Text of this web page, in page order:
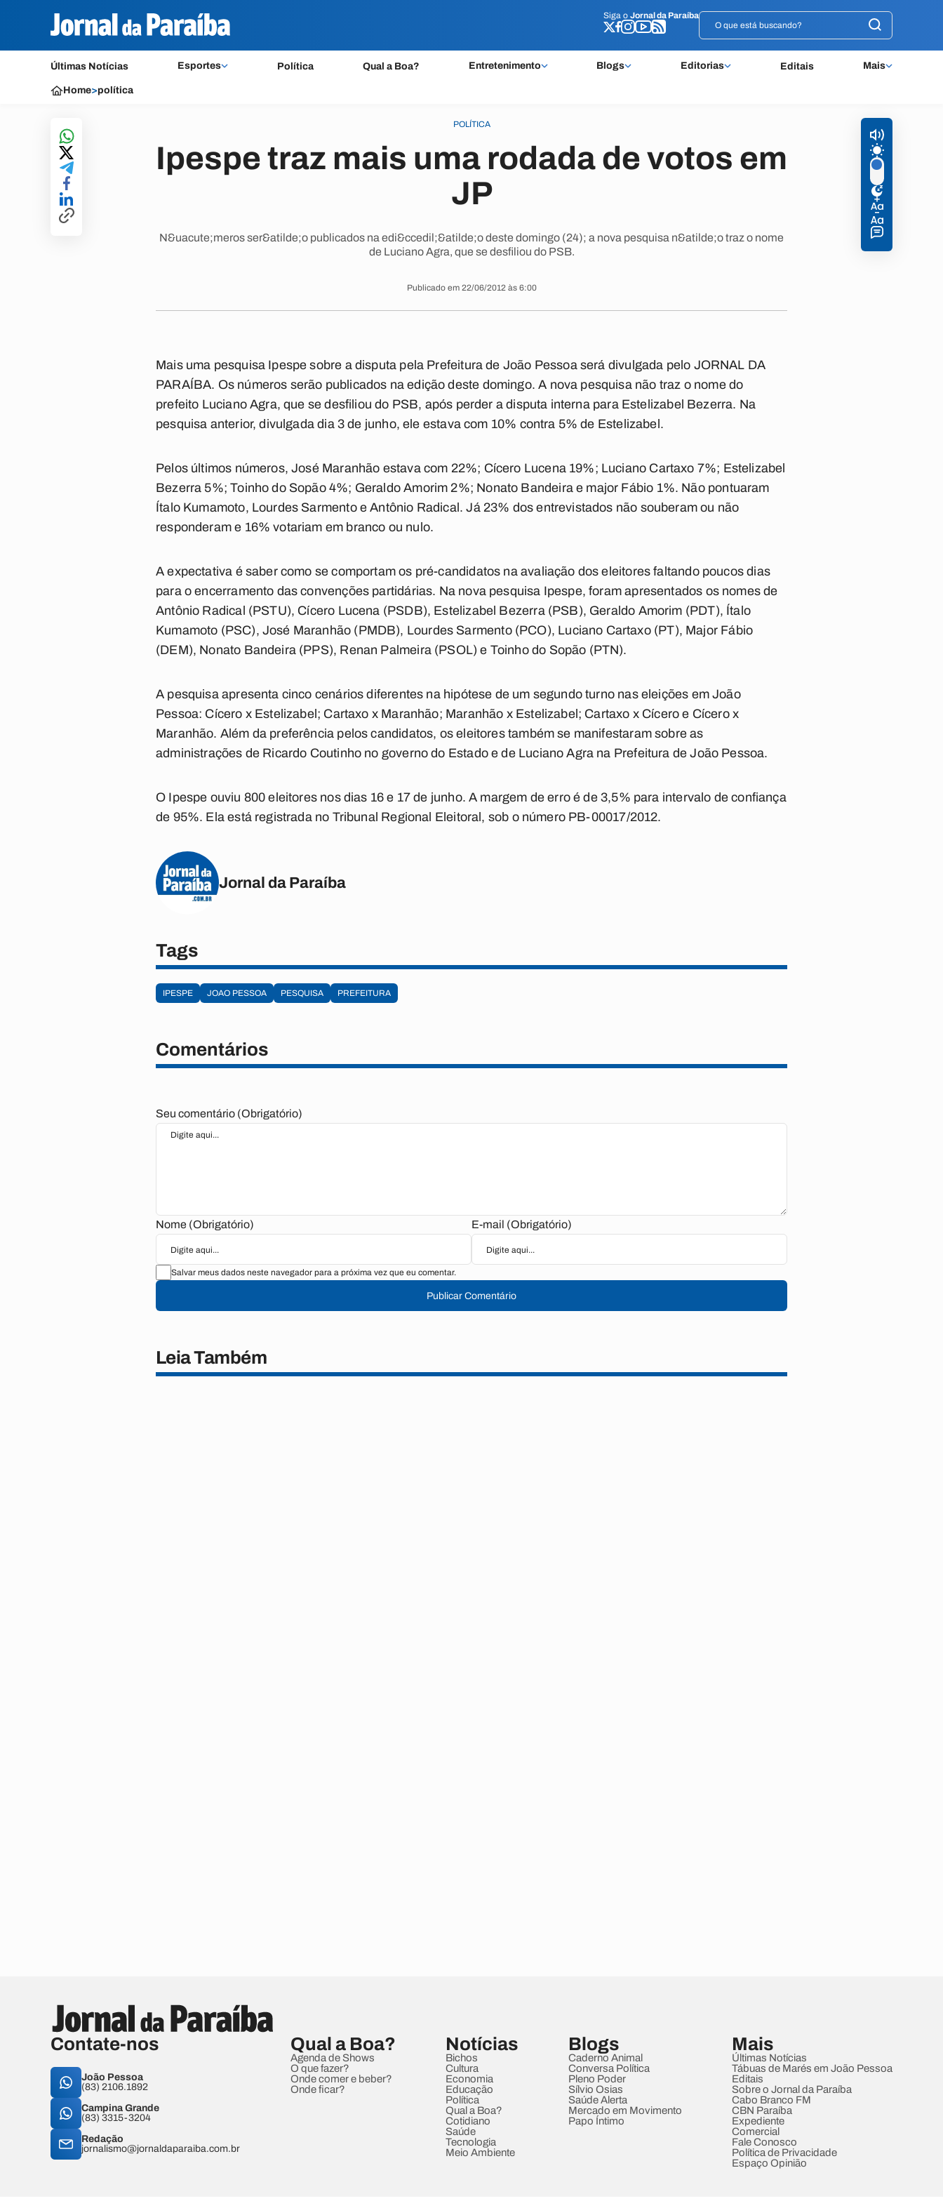
Siga o Jornal da Paraíba
Últimas Notícias Esportes Política Qual a Boa? Entretenimento Blogs Editorias Editais Mais
Siga o Jornal da Paraíba
Home>política
POLÍTICA
Ipespe traz mais uma rodada de votos em
JP
N&uacute;meros ser&atilde;o publicados na edi&ccedil;&atilde;o deste domingo (24); a nova pesquisa n&atilde;o traz o nome
de Luciano Agra, que se desfiliou do PSB.
Publicado em 22/06/2012 às 6:00
Mais uma pesquisa Ipespe sobre a disputa pela Prefeitura de João Pessoa será divulgada pelo JORNAL DA
PARAÍBA. Os números serão publicados na edição deste domingo. A nova pesquisa não traz o nome do
prefeito Luciano Agra, que se desfiliou do PSB, após perder a disputa interna para Estelizabel Bezerra. Na
pesquisa anterior, divulgada dia 3 de junho, ele estava com 10% contra 5% de Estelizabel.
Pelos últimos números, José Maranhão estava com 22%; Cícero Lucena 19%; Luciano Cartaxo 7%; Estelizabel
Bezerra 5%; Toinho do Sopão 4%; Geraldo Amorim 2%; Nonato Bandeira e major Fábio 1%. Não pontuaram
Ítalo Kumamoto, Lourdes Sarmento e Antônio Radical. Já 23% dos entrevistados não souberam ou não
responderam e 16% votariam em branco ou nulo.
A expectativa é saber como se comportam os pré-candidatos na avaliação dos eleitores faltando poucos dias
para o encerramento das convenções partidárias. Na nova pesquisa Ipespe, foram apresentados os nomes de
Antônio Radical (PSTU), Cícero Lucena (PSDB), Estelizabel Bezerra (PSB), Geraldo Amorim (PDT), Ítalo
Kumamoto (PSC), José Maranhão (PMDB), Lourdes Sarmento (PCO), Luciano Cartaxo (PT), Major Fábio
(DEM), Nonato Bandeira (PPS), Renan Palmeira (PSOL) e Toinho do Sopão (PTN).
A pesquisa apresenta cinco cenários diferentes na hipótese de um segundo turno nas eleições em João
Pessoa: Cícero x Estelizabel; Cartaxo x Maranhão; Maranhão x Estelizabel; Cartaxo x Cícero e Cícero x
Maranhão. Além da preferência pelos candidatos, os eleitores também se manifestaram sobre as
administrações de Ricardo Coutinho no governo do Estado e de Luciano Agra na Prefeitura de João Pessoa.
O Ipespe ouviu 800 eleitores nos dias 16 e 17 de junho. A margem de erro é de 3,5% para intervalo de confiança
de 95%. Ela está registrada no Tribunal Regional Eleitoral, sob o número PB-00017/2012.
Jornal da Paraíba
Tags
IPESPE JOAO PESSOA PESQUISA PREFEITURA
Comentários
Seu comentário (Obrigatório)
Nome (Obrigatório) E-mail (Obrigatório)
Salvar meus dados neste navegador para a próxima vez que eu comentar.
Publicar Comentário
Leia Também
Contate-nos
João Pessoa
(83) 2106.1892
Campina Grande
(83) 3315-3204
Redação
jornalismo@jornaldaparaiba.com.br
Qual a Boa?
Agenda de Shows
O que fazer?
Onde comer e beber?
Onde ficar?
Notícias
Bichos
Cultura
Economia
Educação
Política
Qual a Boa?
Cotidiano
Saúde
Tecnologia
Meio Ambiente
Blogs
Caderno Animal
Conversa Política
Pleno Poder
Sílvio Osias
Saúde Alerta
Mercado em Movimento
Papo Íntimo
Mais
Últimas Notícias
Tábuas de Marés em João Pessoa
Editais
Sobre o Jornal da Paraíba
Cabo Branco FM
CBN Paraíba
Expediente
Comercial
Fale Conosco
Política de Privacidade
Espaço Opinião